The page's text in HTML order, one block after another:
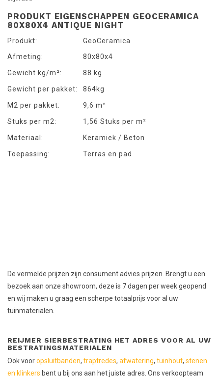
PRODUKT EIGENSCHAPPEN GEOCERAMICA
80X80X4 ANTIQUE NIGHT
Produkt:
GeoCeramica
Afmeting:
80x80x4
Gewicht kg/m²: 88 kg
Gewicht per pakket: 864kg
M2 per pakket: 9,6 m²
Stuks per m2: 1,56 Stuks per m²
Materiaal: Keramiek / Beton
Toepassing: Terras en pad
De vermelde prijzen zijn consument advies prijzen. Brengt u een
bezoek aan onze showroom, deze is 7 dagen per week geopend
en wij maken u graag een scherpe totaalprijs voor al uw
tuinmaterialen.
REIJMER SIERBESTRATING HET ADRES VOOR AL UW
BESTRATINGSMATERIALEN
Ook vooropsluitbanden, traptredes, afwatering, tuinhout, stenen
en klinkers bent u bij ons aan het juiste adres. Ons verkoopteam